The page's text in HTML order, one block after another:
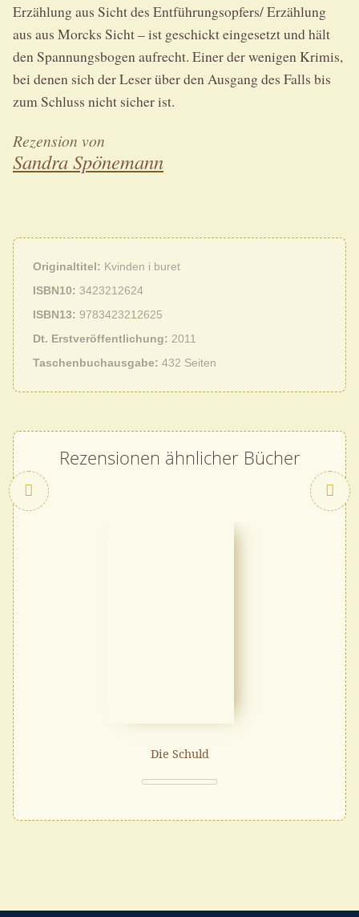
Erzählung aus Sicht des Entführungsopfers/ Erzählung
aus aus Morcks Sicht – ist geschickt eingesetzt und hält
den Spannungsbogen aufrecht. Einer der wenigen Krimis,
bei denen sich der Leser über den Ausgang des Falls bis
zum Schluss nicht sicher ist.
Rezension von
Sandra Spönemann
Originaltitel
Kvinden i buret
ISBN10
3423212624
ISBN13 9783423212625
Dt. Erstveröffentlichung
2011
Taschenbuchausgabe 432 Seiten
Rezensionen ähnlicher Bücher
Die Schuld